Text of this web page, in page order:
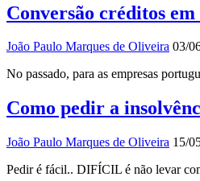
Conversão créditos
João Paulo Marques de Oliveira 03/
No passado, para as empresas
Como pedir a
João Paulo Marques de Oliveira 15/
Pedir é fácil.. DIFÍCIL é não levar